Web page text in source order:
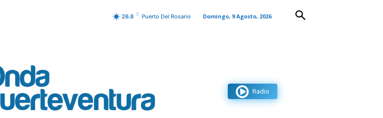
26.8 C Puerto Del Rosario Domingo, 9 Agosto, 2026
Radio